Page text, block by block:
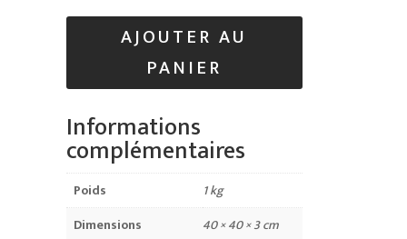
AJOUTER AU
PANIER
Informations
complémentaires
Poids
1 kg
Dimensions
40 × 40 × 3 cm